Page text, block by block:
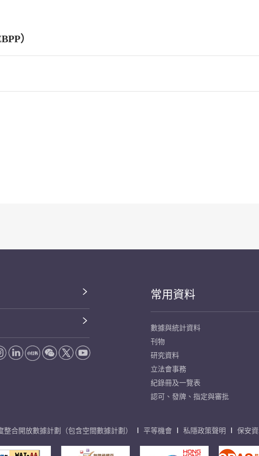
）
常用資料
數據與統計資料
刊物
研究資料
立法會事務
紀錄冊及一覽表
認可、發牌、指定與審批
整合開放數據計劃（包含空間數據計劃） 平等機會 私隱政策聲明 保安